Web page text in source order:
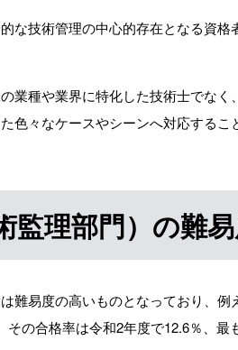
な技術管理の中心的存在となる資
業種や業界に特化した技術士でな
色々なケースやシーンへ対応する
監理部門）の難
難易度の高いものとなっており、
の合格率は令和2年度で12.6％、最